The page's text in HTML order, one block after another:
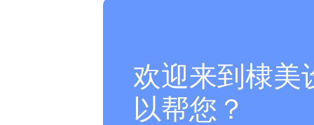
欢迎来到棣美
以帮您？